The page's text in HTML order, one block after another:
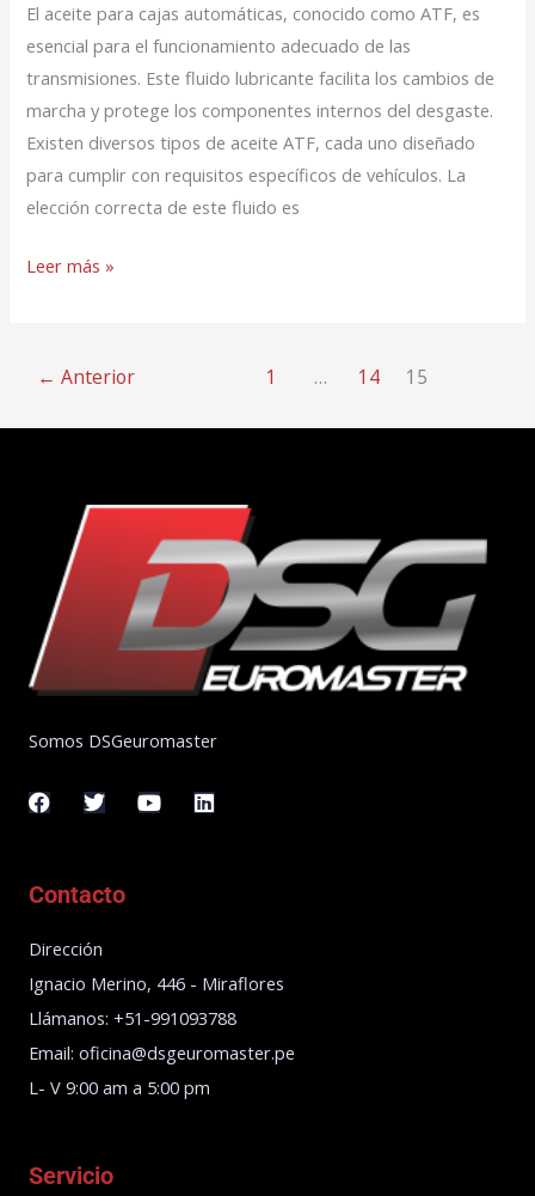
El aceite para cajas automáticas, conocido como ATF, es
esencial para el funcionamiento adecuado de las
transmisiones. Este fluido lubricante facilita los cambios de
marcha y protege los componentes internos del desgaste.
Existen diversos tipos de aceite ATF, cada uno diseñado
para cumplir con requisitos específicos de vehículos. La
elección correcta de este fluido es
Leer más »
← Anterior 1 … 14 15
Somos DSGeuromaster
F
a
o
k
T
w
e
Y
o
L
i
Contacto
Dirección
Ignacio Merino, 446 - Miraflores
Llámanos: +51-991093788
Email: oficina@dsgeuromaster.pe
L- V 9:00 am a 5:00 pm
Servicio